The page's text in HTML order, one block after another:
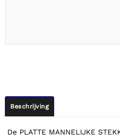
Beschrijving
De PLATTE MANNELIJKE